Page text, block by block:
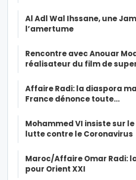
Al Adl Wal Ihssane, une
l’amertume
Rencontre avec Anouar
réalisateur du film de
Affaire Radi: la diaspora
France dénonce toute…
Mohammed VI insiste sur
lutte contre le Coronavirus
Maroc/Affaire Omar Radi:
pour Orient XXI